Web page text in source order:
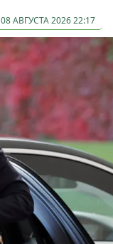
08 АВГУСТА 2026 22:17